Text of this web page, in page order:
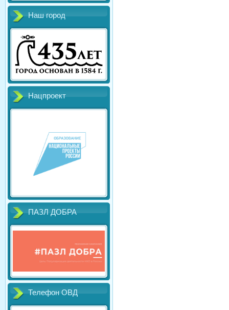
Наш город
Нацпроект
ПАЗЛ ДОБРА
Телефон ОВД